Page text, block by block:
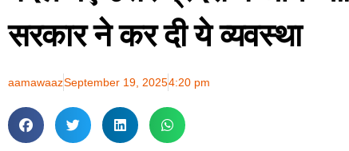
सरकार ने कर दी ये व्यवस्था
aamawaazSeptember 19, 20254:20 pm